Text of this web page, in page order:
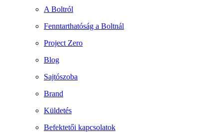
A Boltról
Fenntarthatóság a Boltnál
Project Zero
Blog
Sajtószoba
Brand
Küldetés
Befektetői kapcsolatok